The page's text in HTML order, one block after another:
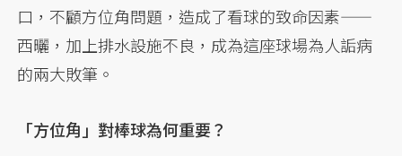
口，不顧方位角問題，造成了看球的致命因素——
西曬，加上排水設施不良，成為這座球場為人詬病
的兩大敗筆。
「方位角」對棒球為何重要？